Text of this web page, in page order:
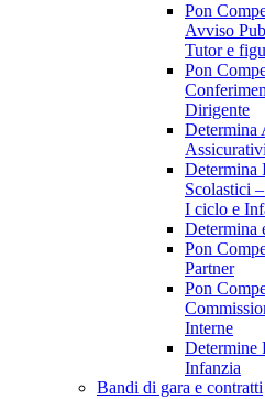
Pon
Avviso
Tutor e
Pon
Dirigente
Determina
Determina
Scolastici
I ciclo e
Determina
Pon
Partner
Pon
Interne
Determine
Infanzia
Bandi di gara e contratti